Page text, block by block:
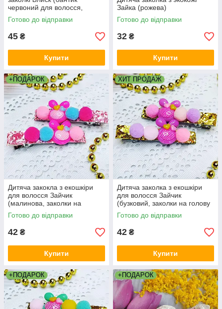
червоний для волосся,
заколка на голову канзаші)
Готово до відправки
45 ₴
Купити
Зайка (рожева)
Готово до відправки
32 ₴
Купити
+ПОДАРОК
Дитяча закокла з екошкіри
для волосся Зайчик
(малинова, заколки на
голову, заколка бант канзаші)
Готово до відправки
42 ₴
Купити
ХИТ ПРОДАЖ
Дитяча заколка з екошкіри
для волосся Зайчик
(бузковий, заколки на голову
ручної роботи для дівчаток)
Готово до відправки
42 ₴
Купити
+ПОДАРОК +ПОДАРОК